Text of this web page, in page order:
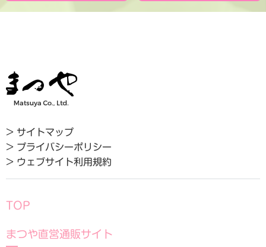
> サイトマップ
> プライバシーポリシー
> ウェブサイト利用規約
TOP
まつや直営通販サイト